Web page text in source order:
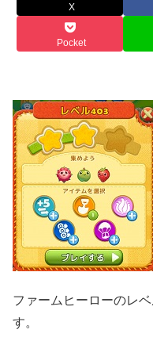
X
Pocket
ファームヒーローのレ
す。